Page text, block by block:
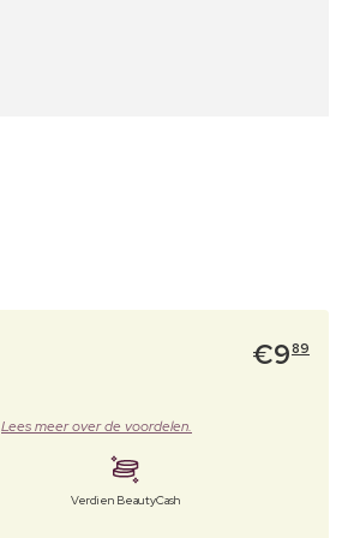
€989
Lees meer over de voordelen.
Verdien BeautyCash